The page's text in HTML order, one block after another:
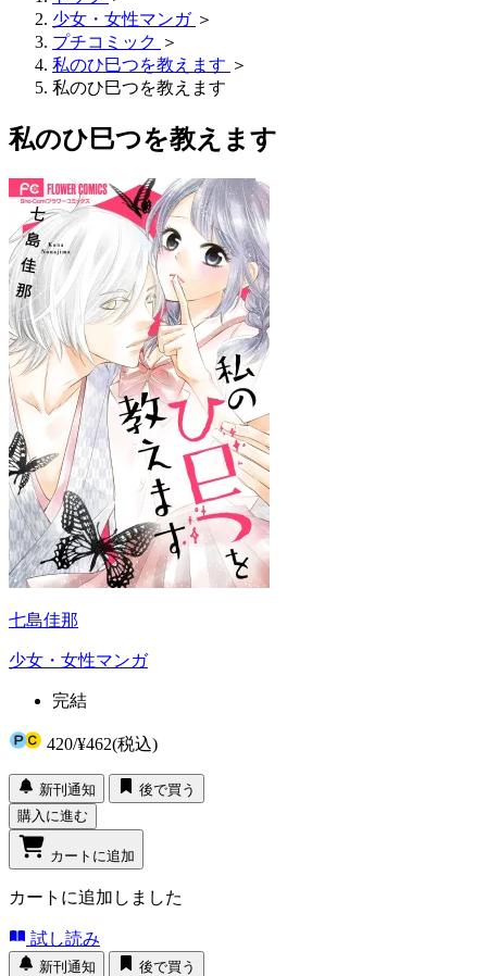
少女・女性マンガ ＞
プチコミック ＞
私のひ巳つを教えます ＞
私のひ巳つを教えます
私のひ巳つを教えます
七島佳那
少女・女性マンガ
完結
420/¥462(税込)
新刊通知
後で買う
購入に進む
カートに追加
カートに追加しました
試し読み
新刊通知 後で買う